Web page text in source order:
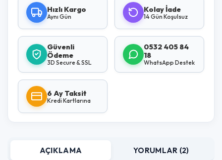
Hızlı Kargo
Aynı Gün
Kolay İade
14 Gün Koşulsuz
Güvenli
Ödeme
3D Secure & SSL
0532 405 84
18
WhatsApp Destek
6 Ay Taksit
Kredi Kartlarına
AÇIKLAMA YORUMLAR (2)